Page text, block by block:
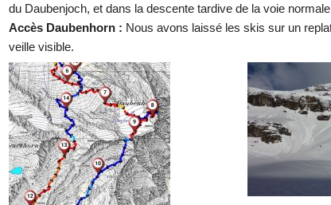
du Daubenjoch, et dans la descente tardive de la voie
Accès Daubenhorn : Nous avons laissé les skis sur un
veille visible.